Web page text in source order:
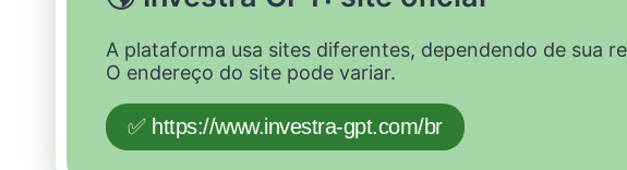
A plataforma usa sites diferentes, dependendo de sua
O endereço do site pode variar.
✅ https://www.investra-gpt.com/br